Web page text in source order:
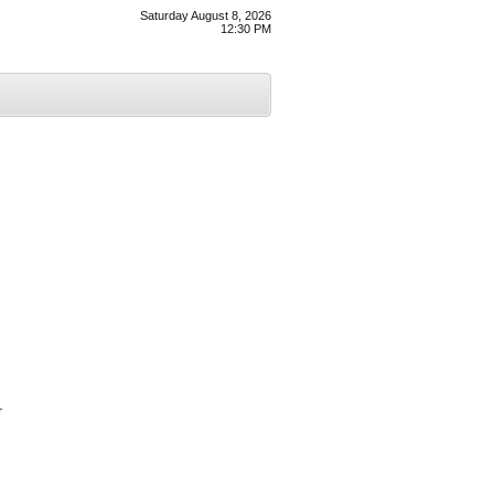
Saturday August 8, 2026
12:30 PM